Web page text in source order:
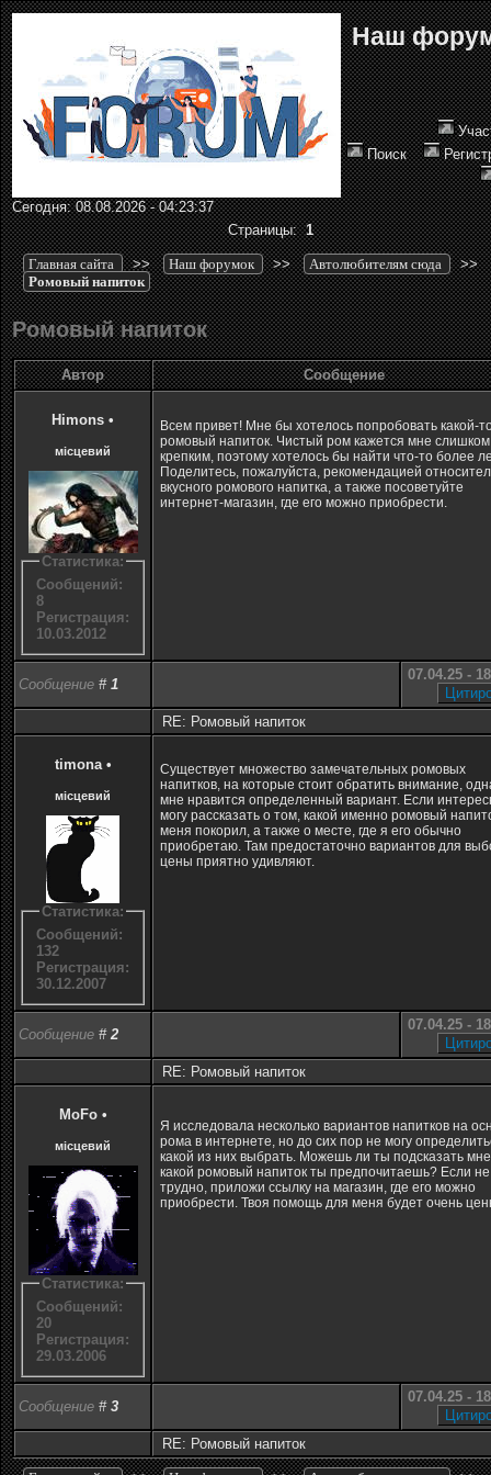
Наш
Поиск
Сегодня: 08.08.2026 - 04:23:37
Страницы:1
Главная сайта >> Наш форумок >> Автолюбителям сюда >>
Ромовый напиток
Ромовый напиток
Автор Сообщение
Himons •
місцевий
Статистика:
Сообщений:
8
Регистрация:
10.03.2012
Всем привет! Мне бы хотелось попробовать какой-
ромовый напиток. Чистый ром кажется мне слишком
крепким, поэтому хотелось бы найти что-то более
Поделитесь, пожалуйста, рекомендацией
вкусного ромового напитка, а также посоветуйте
интернет-магазин, где его можно приобрести.
Сообщение # 1
07.04.25 -
RE: Ромовый напиток
timona •
місцевий
Статистика:
Сообщений:
132
Регистрация:
30.12.2007
Существует множество замечательных ромовых
напитков, на которые стоит обратить внимание,
мне нравится определенный вариант. Если
могу рассказать о том, какой именно ромовый
меня покорил, а также о месте, где я его обычно
приобретаю. Там предостаточно вариантов для
цены приятно удивляют.
Сообщение # 2
07.04.25 -
RE: Ромовый напиток
MoFo •
місцевий
Статистика:
Сообщений:
20
Регистрация:
29.03.2006
Я исследовала несколько вариантов напитков на
рома в интернете, но до сих пор не могу
какой из них выбрать. Можешь ли ты подсказать
какой ромовый напиток ты предпочитаешь? Если не
трудно, приложи ссылку на магазин, где его можно
приобрести. Твоя помощь для меня будет очень
Сообщение # 3
07.04.25 -
RE: Ромовый напиток